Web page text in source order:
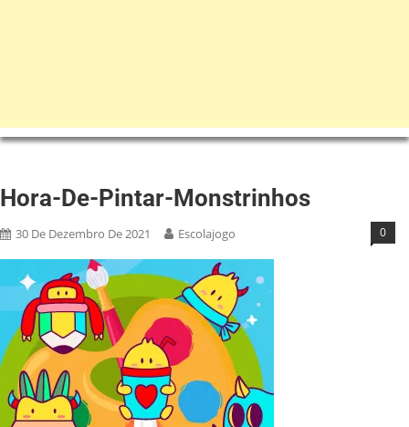
Hora-De-Pintar-Monstrinhos
30 De Dezembro De 2021 Escolajogo 0